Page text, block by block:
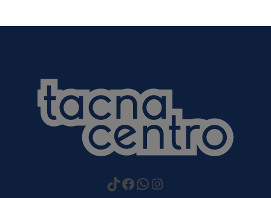
https://
Facebook
WhatsApp
Instagram